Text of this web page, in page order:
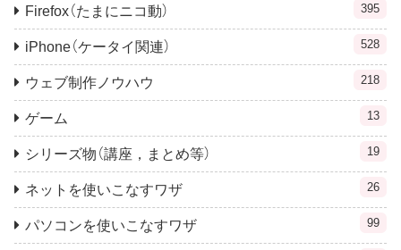
Firefox（たまにニコ動） 395
iPhone（ケータイ関連） 528
ウェブ制作ノウハウ 218
ゲーム 13
シリーズ物（講座，まとめ等） 19
ネットを使いこなすワザ 26
パソコンを使いこなすワザ 99